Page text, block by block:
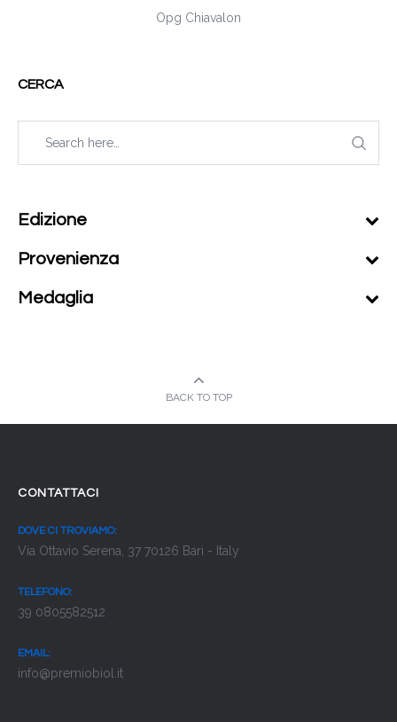
Opg Chiavalon
CERCA
Edizione
Provenienza
Medaglia
BACK TO TOP
CONTATTACI
DOVE CI TROVIAMO:
Via Ottavio Serena, 37 70126 Bari - Italy
TELEFONO:
39 0805582512
EMAIL:
info@premiobiol.it